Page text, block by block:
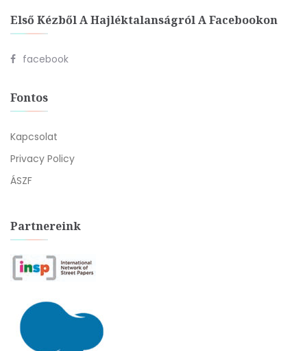
Első Kézből A Hajléktalanságról A Facebookon
facebook
Fontos
Kapcsolat
Privacy Policy
ÁSZF
Partnereink